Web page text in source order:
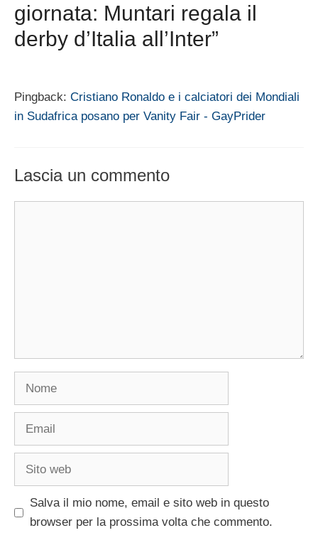
giornata: Muntari regala il
derby d’Italia all’Inter”
Pingback: Cristiano Ronaldo e i calciatori dei Mondiali
in Sudafrica posano per Vanity Fair - GayPrider
Lascia un commento
Nome
Email
Sito
Salva il mio nome, email e sito web in questo
browser per la prossima volta che commento.